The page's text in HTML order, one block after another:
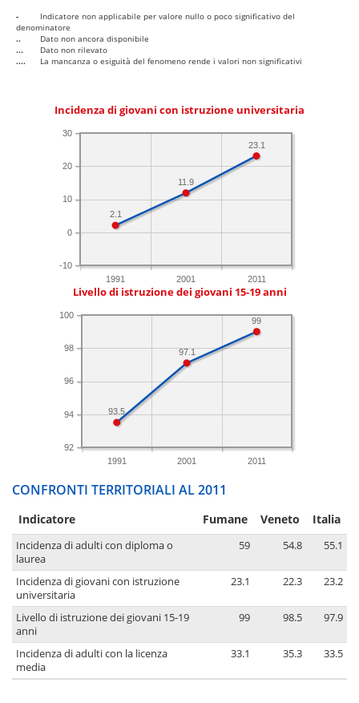
-
Indicatore non applicabile per valore nullo o poco significativo del
denominatore
..
Dato non ancora disponibile
...
Dato non rilevato
....
La mancanza o esiguità del fenomeno rende i valori non significativi
Incidenza di giovani con istruzione universitaria
1991 2001 2011
-10
0
10
20
30
23.1
11.9
2.1
Livello di istruzione dei giovani 15-19 anni
1991 2001 2011
92
94
96
98
100
99
97.1
93.5
CONFRONTI TERRITORIALI AL 2011
Indicatore Fumane Veneto Italia
Incidenza di adulti con diploma o
laurea
59 54.8 55.1
Incidenza di giovani con istruzione
universitaria
23.1 22.3 23.2
Livello di istruzione dei giovani 15-19
anni
99 98.5 97.9
Incidenza di adulti con la licenza
media
33.1 35.3 33.5